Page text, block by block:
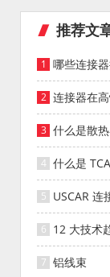
推荐文
哪些连接
连接器在
什么是散
什么是
USCAR 连
12 大技术
器的演变
铝线束